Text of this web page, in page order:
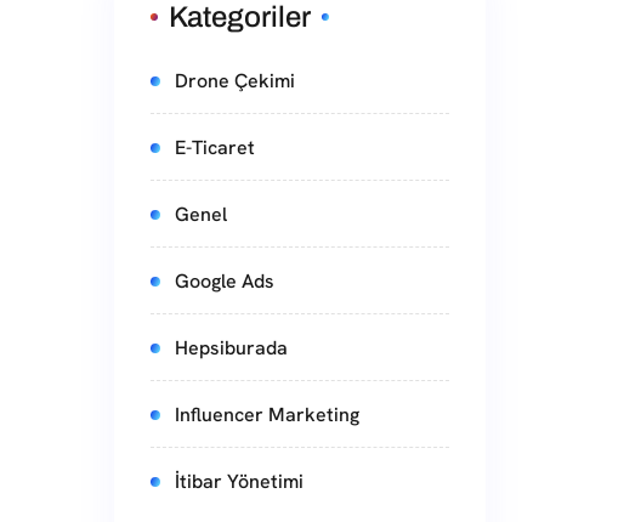
Kategoriler
Drone Çekimi
E-Ticaret
Genel
Google Ads
Hepsiburada
Influencer Marketing
İtibar Yönetimi